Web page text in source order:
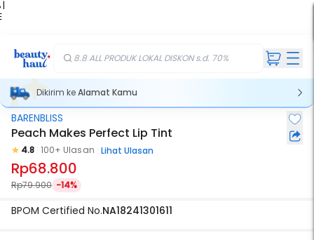
|
8.8 ALL PRODUK LOKAL DISKON s.d. 70%
Dikirim keAlamat Kamu
BARENBLISS
Peach Makes Perfect Lip Tint
4.8 100+ Ulasan Lihat Ulasan
Rp68.800
Rp79.900 -14%
BPOM Certified No.NA18241301611